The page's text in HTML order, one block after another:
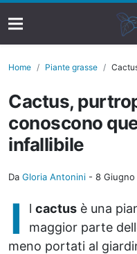
Home Piante grasse Cactus,
Cactus,
conoscono
infallibile
Da Gloria Antonini - 8
I l cactus è una
maggior parte
meno portati al